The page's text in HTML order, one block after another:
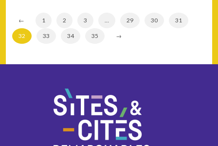
← 1 2 3 … 29 30 31
32 33 34 35 →